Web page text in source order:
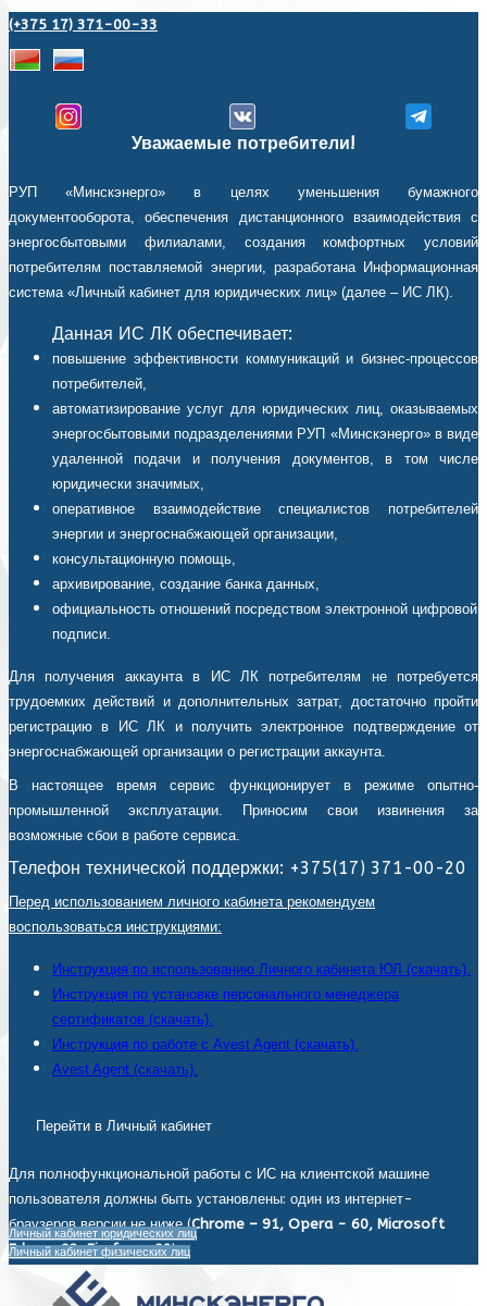
(+375 17) 371-00-33
Уважаемые потребители!
РУП «Минскэнерго» в целях уменьшения бумажного
документооборота, обеспечения дистанционного взаимодействия с
энергосбытовыми филиалами, создания комфортных условий
потребителям поставляемой энергии, разработана Информационная
система «Личный кабинет для юридических лиц» (далее – ИС ЛК).
Данная ИС ЛК обеспечивает:
повышение эффективности коммуникаций и бизнес-процессов
потребителей,
автоматизирование услуг для юридических лиц, оказываемых
энергосбытовыми подразделениями РУП «Минскэнерго» в виде
удаленной подачи и получения документов, в том числе
юридически значимых,
оперативное взаимодействие специалистов потребителей
энергии и энергоснабжающей организации,
консультационную помощь,
архивирование, создание банка данных,
официальность отношений посредством электронной цифровой
подписи.
Для получения аккаунта в ИС ЛК потребителям не потребуется
трудоемких действий и дополнительных затрат, достаточно пройти
регистрацию в ИС ЛК и получить электронное подтверждение от
энергоснабжающей организации о регистрации аккаунта.
В настоящее время сервис функционирует в режиме опытно-
промышленной эксплуатации. Приносим свои извинения за
возможные сбои в работе сервиса.
Телефон технической поддержки: +375(17) 371-00-20
Перед использованием личного кабинета рекомендуем
воспользоваться инструкциями:
Инструкция по использованию Личного кабинета ЮЛ (скачать).
Инструкция по установке персонального менеджера
сертификатов (скачать).
Инструкция по работе с Avest Agent (скачать).
Avest Agent (скачать).
Перейти в Личный кабинет
Для полнофункциональной работы с ИС на клиентской машине
пользователя должны быть установлены: один из интернет-
браузеров версии не ниже (Chrome – 91, Opera - 60, Microsoft
Edge - 93, Firefox - 92).
Личный кабинет юридических лиц
Личный кабинет физических лиц